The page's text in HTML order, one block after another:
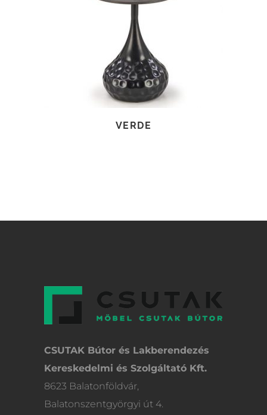
TOVÁBB OLVASOM
VERDE
CSUTAK Bútor és Lakberendezés
Kereskedelmi és Szolgáltató Kft.
8623 Balatonföldvár,
Balatonszentgyörgyi út 4.